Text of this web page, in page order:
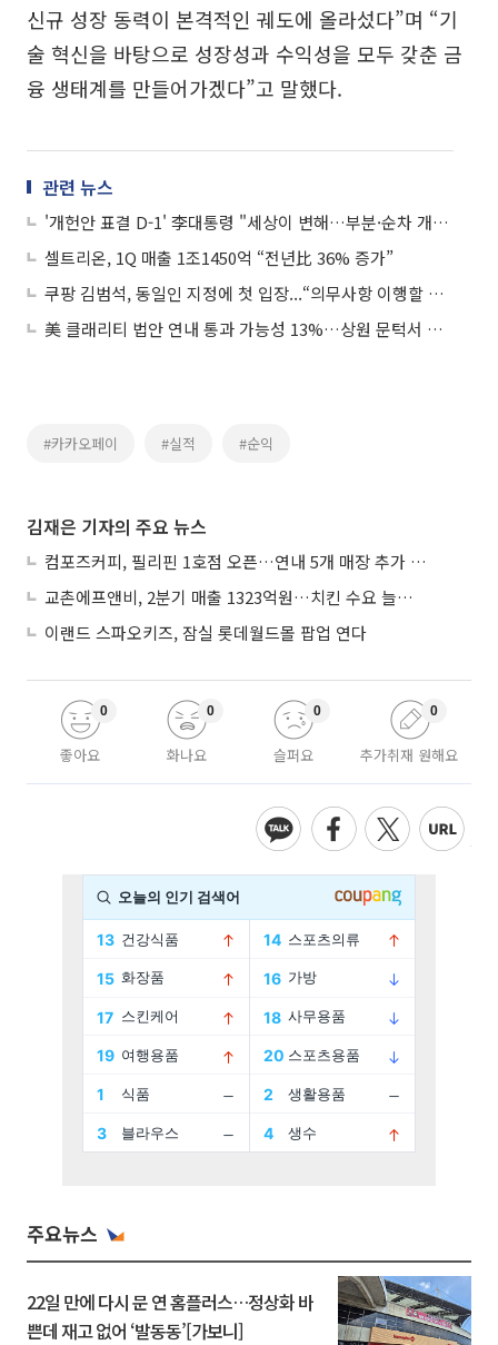
신규 성장 동력이 본격적인 궤도에 올라섰다”며 “기
술 혁신을 바탕으로 성장성과 수익성을 모두 갖춘 금
융 생태계를 만들어가겠다”고 말했다.
관련 뉴스
'개헌안 표결 D-1' 李대통령 "세상이 변해…부분·순차 개헌이 현실적"
셀트리온, 1Q 매출 1조1450억 “전년比 36% 증가”
쿠팡 김범석, 동일인 지정에 첫 입장...“의무사항 이행할 것, 실적 정상화 시간 필요”
美 클래리티 법안 연내 통과 가능성 13%…상원 문턱서 제동
#카카오페이 #실적 #순익
김재은 기자의 주요 뉴스
컴포즈커피, 필리핀 1호점 오픈…연내 5개 매장 추가 출점
교촌에프앤비, 2분기 매출 1323억원…치킨 수요 늘며 4.9%↑
이랜드 스파오키즈, 잠실 롯데월드몰 팝업 연다
좋아요
0
화나요
0
슬퍼요
0
추가취재 원해요
0
주요뉴스
22일 만에 다시 문 연 홈플러스…정상화 바
쁜데 재고 없어 ‘발동동’[가보니]